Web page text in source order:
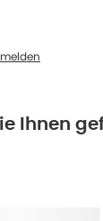
Ihnen